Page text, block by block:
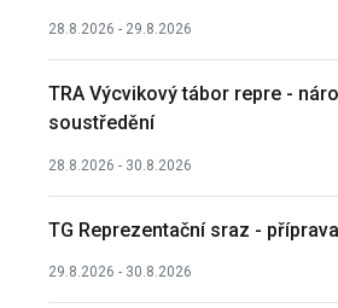
28.8.2026 - 29.8.2026
TRA Výcvikový tábor repre -
soustředění
28.8.2026 - 30.8.2026
TG Reprezentační sraz -
29.8.2026 - 30.8.2026